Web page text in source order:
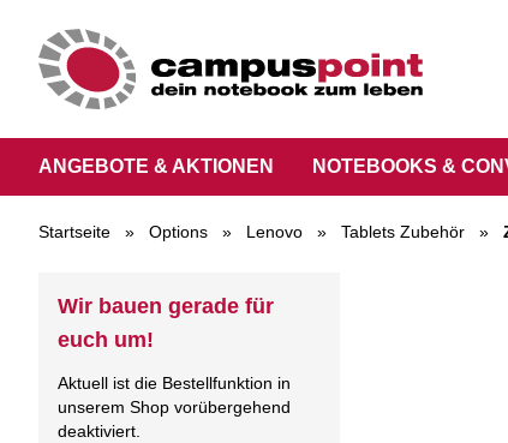
ANGEBOTE & AKTIONEN NOTEBOOKS &
Startseite » Options » Lenovo » Tablets Zubehör »
Wir bauen gerade für
euch um!
Aktuell ist die Bestellfunktion in
unserem Shop vorübergehend
deaktiviert.